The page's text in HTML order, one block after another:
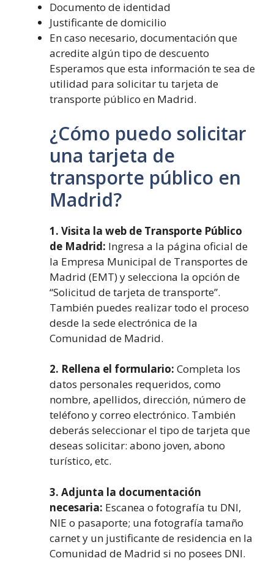
Documento de identidad
Justificante de domicilio
En caso necesario, documentación que
acredite algún tipo de descuento
Esperamos que esta información te sea de
utilidad para solicitar tu tarjeta de
transporte público en Madrid.
¿Cómo puedo solicitar
una tarjeta de
transporte público en
Madrid?
1. Visita la web de Transporte Público
de Madrid: Ingresa a la página oficial de
la Empresa Municipal de Transportes de
Madrid (EMT) y selecciona la opción de
“Solicitud de tarjeta de transporte”.
También puedes realizar todo el proceso
desde la sede electrónica de la
Comunidad de Madrid.
2. Rellena el formulario: Completa los
datos personales requeridos, como
nombre, apellidos, dirección, número de
teléfono y correo electrónico. También
deberás seleccionar el tipo de tarjeta que
deseas solicitar: abono joven, abono
turístico, etc.
3. Adjunta la documentación
necesaria: Escanea o fotografía tu DNI,
NIE o pasaporte; una fotografía tamaño
carnet y un justificante de residencia en la
Comunidad de Madrid si no posees DNI.